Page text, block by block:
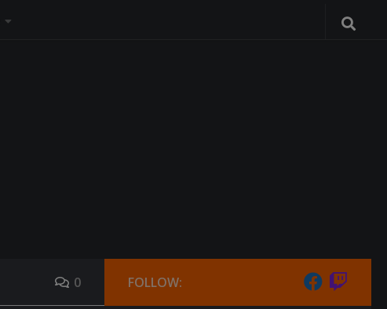
0 FOLLOW: